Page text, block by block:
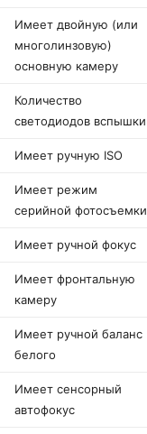
Имеет двойную (или
многолинзовую)
основную камеру
Количество
светодиодов вспышки
Имеет ручную ISO
Имеет режим
серийной фотосъемки
Имеет ручной фокус
Имеет фронтальную
камеру
Имеет ручной баланс
белого
Имеет сенсорный
автофокус